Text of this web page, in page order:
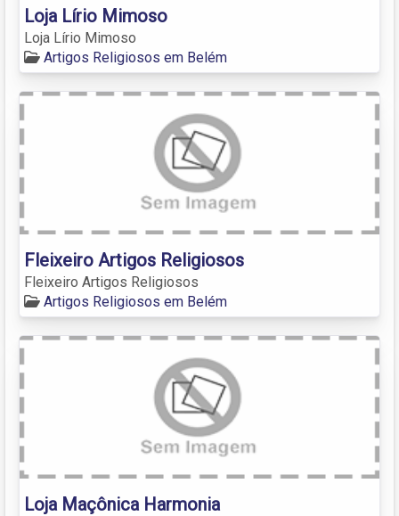
Loja Lírio Mimoso
Loja Lírio Mimoso
Artigos Religiosos em Belém
Fleixeiro Artigos Religiosos
Fleixeiro Artigos Religiosos
Artigos Religiosos em Belém
Loja Maçônica Harmonia